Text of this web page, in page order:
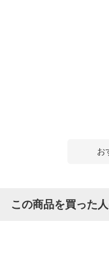
お
この商品を買った